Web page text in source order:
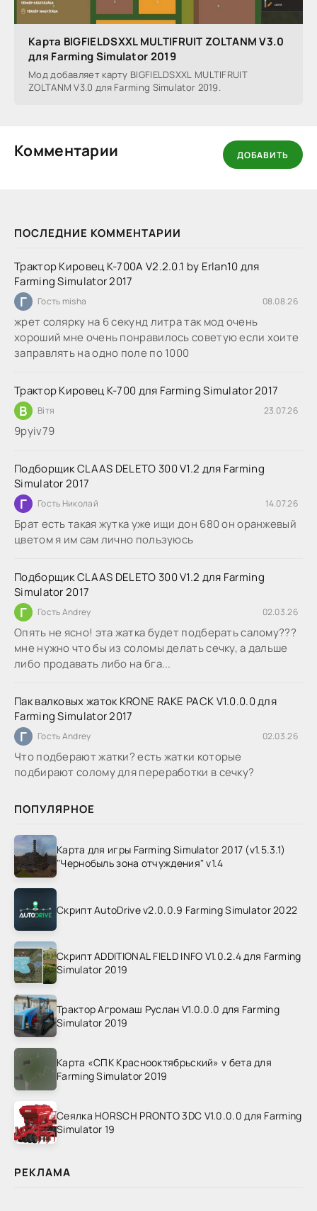
ПОСЛЕДНИЕ КОММЕНТАРИИ
Трактор Кировец К-700А V2.2.0.1 by Erlan10 для
Farming Simulator 2017
Г Гость misha 08.08.26
жрет солярку на 6 секунд литра так мод очень
хороший мне очень понравилось советую если хоите
заправлять на одно поле по 1000
Трактор Кировец К-700 для Farming Simulator 2017
В Вітя 23.07.26
9руіv79
Подборщик CLAAS DELETO 300 V1.2 для Farming
Simulator 2017
Г Гость Николай 14.07.26
Брат есть такая жутка уже ищи дон 680 он оранжевый
цветом я им сам лично пользуюсь
Подборщик CLAAS DELETO 300 V1.2 для Farming
Simulator 2017
Г Гость Andrey 02.03.26
Опять не ясно! эта жатка будет подберать салому???
мне нужно что бы из соломы делать сечку, а дальше
либо продавать либо на бга...
Пак валковых жаток KRONE RAKE PACK V1.0.0.0 для
Farming Simulator 2017
Г Гость Andrey 02.03.26
Что подберают жатки? есть жатки которые
подбирают солому для переработки в сечку?
Карта BIGFIELDSXXL MULTIFRUIT ZOLTANM V3.0
для Farming Simulator 2019
Мод добавляет карту BIGFIELDSXXL MULTIFRUIT
ZOLTANM V3.0 для Farming Simulator 2019.
Комментарии ДОБАВИТЬ
ПОПУЛЯРНОЕ
Карта для игры Farming Simulator 2017 (v1.5.3.1)
"Чернобыль зона отчуждения" v1.4
Скрипт AutoDrive v2.0.0.9 Farming Simulator 2022
Скрипт ADDITIONAL FIELD INFO V1.0.2.4 для Farming
Simulator 2019
Трактор Агромаш Руслан V1.0.0.0 для Farming
Simulator 2019
Карта «СПК Краснооктябрьский» v бета для
Farming Simulator 2019
Сеялка HORSCH PRONTO 3DC V1.0.0.0 для Farming
Simulator 19
РЕКЛАМА